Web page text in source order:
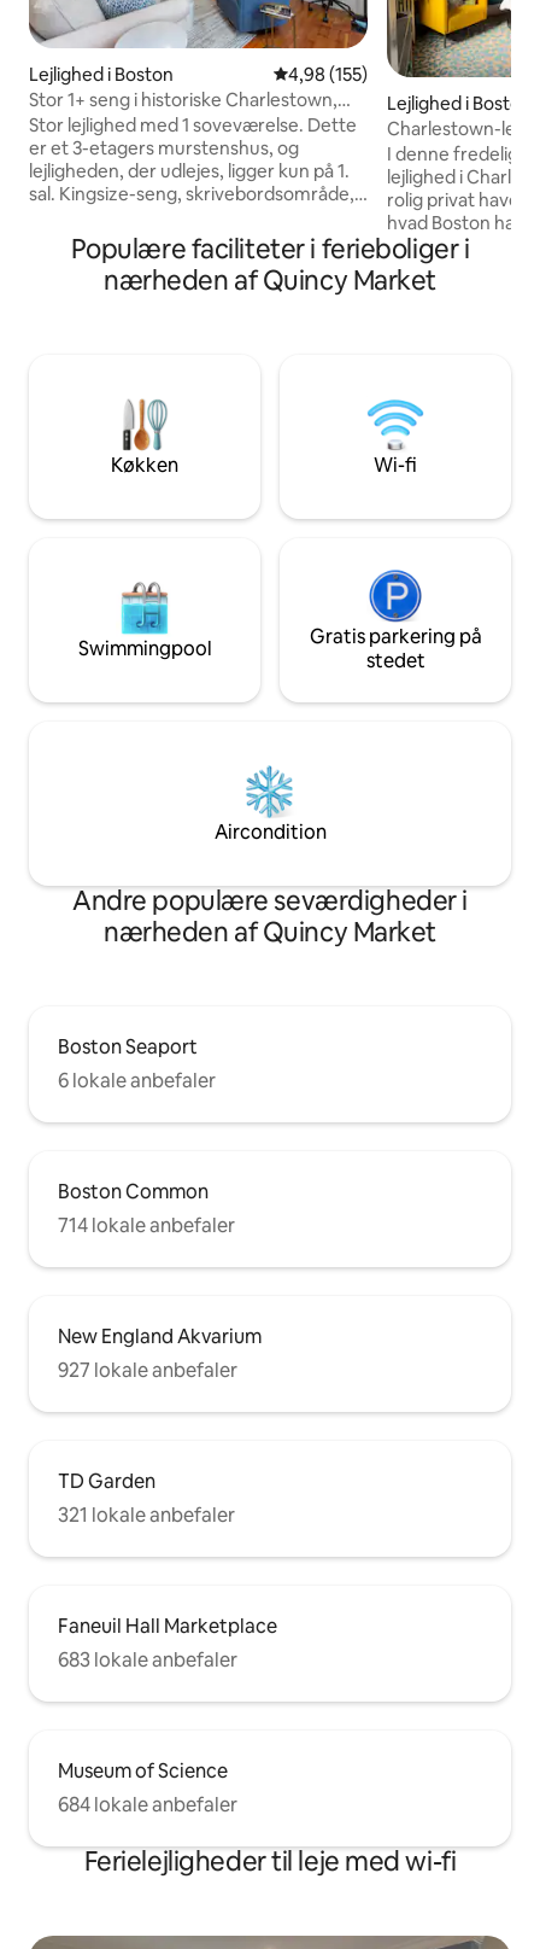
Lejlighed i Boston 4,98 ud af 5 i gennemsnitlig
4,98 (155)
Stor 1+ seng i historiske Charlestown,
Boston!
Stor lejlighed med 1 soveværelse. Dette
er et 3-etagers murstenshus, og
lejligheden, der udlejes, ligger kun på 1.
sal. Kingsize-seng, skrivebordsområde,
fuldt udstyret køkken og privat
terrasse/gårdhave.
Vaskemaskine/tørretumbler. Nem
ned fra december til marts, og der må
IKKE ryges i huset eller på gårdspladsen.
Ikke egnet til børn under 6 år.
Lejlighed i Boston
Charlestown-
terrasse
I denne fredelige
lejlighed i
rolig privat have,
hvad Boston har at
elegante
på første sal i en
rødstensbygning
Nem adgang til
på orange linje
enden af gaden.
Populære faciliteter i ferieboliger i
nærheden af Quincy Market
Køkken Wi-fi
Swimmingpool
Gratis parkering på
stedet
Aircondition
Andre populære seværdigheder i
nærheden af Quincy Market
Boston Seaport
6 lokale anbefaler
Boston Common
714 lokale anbefaler
New England Akvarium
927 lokale anbefaler
TD Garden
321 lokale anbefaler
Faneuil Hall Marketplace
683 lokale anbefaler
Museum of Science
684 lokale anbefaler
Ferielejligheder til leje med wi-fi